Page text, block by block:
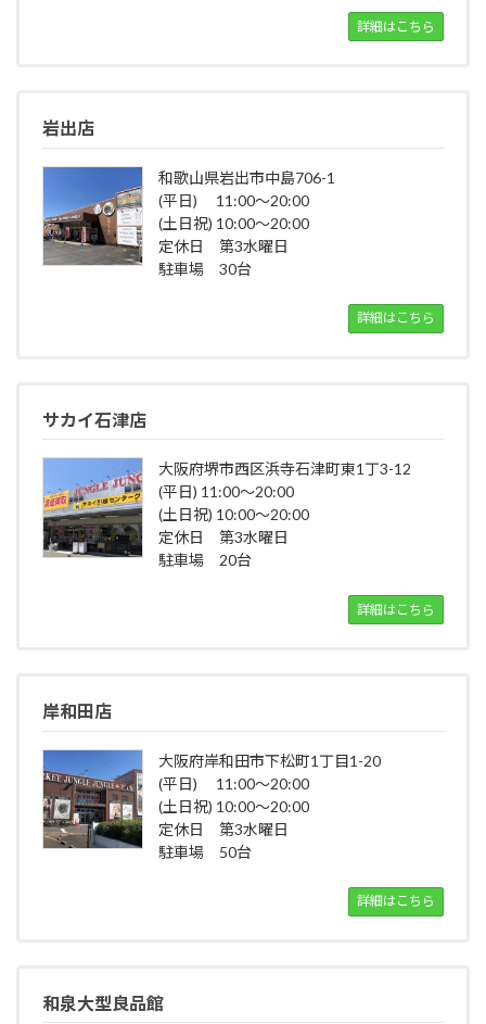
詳細はこちら
岩出店
和歌山県岩出市中島706-1
(平日) 11:00～20:00
(土日祝) 10:00～20:00
定休日 第3水曜日
駐車場 30台
詳細はこちら
サカイ石津店
大阪府堺市西区浜寺石津町東1丁3-12
(平日) 11:00～20:00
(土日祝) 10:00～20:00
定休日 第3水曜日
駐車場 20台
詳細はこちら
岸和田店
大阪府岸和田市下松町1丁目1-20
(平日) 11:00～20:00
(土日祝) 10:00～20:00
定休日 第3水曜日
駐車場 50台
詳細はこちら
和泉大型良品館